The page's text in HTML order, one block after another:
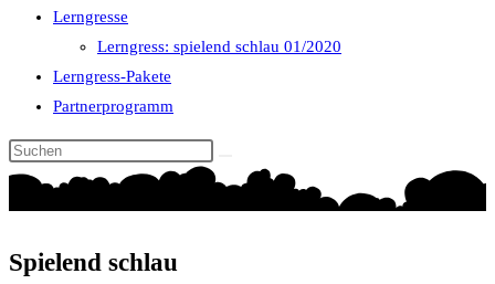
Lerngresse
Lerngress: spielend schlau 01/2020
Lerngress-Pakete
Partnerprogramm
Spielend schlau